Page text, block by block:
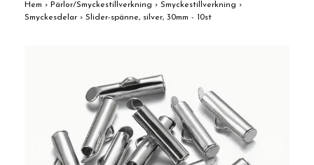
Hem › Pärlor/Smyckestillverkning › Smyckestillverkning ›
Smyckesdelar › Slider-spänne, silver, 30mm - 10st